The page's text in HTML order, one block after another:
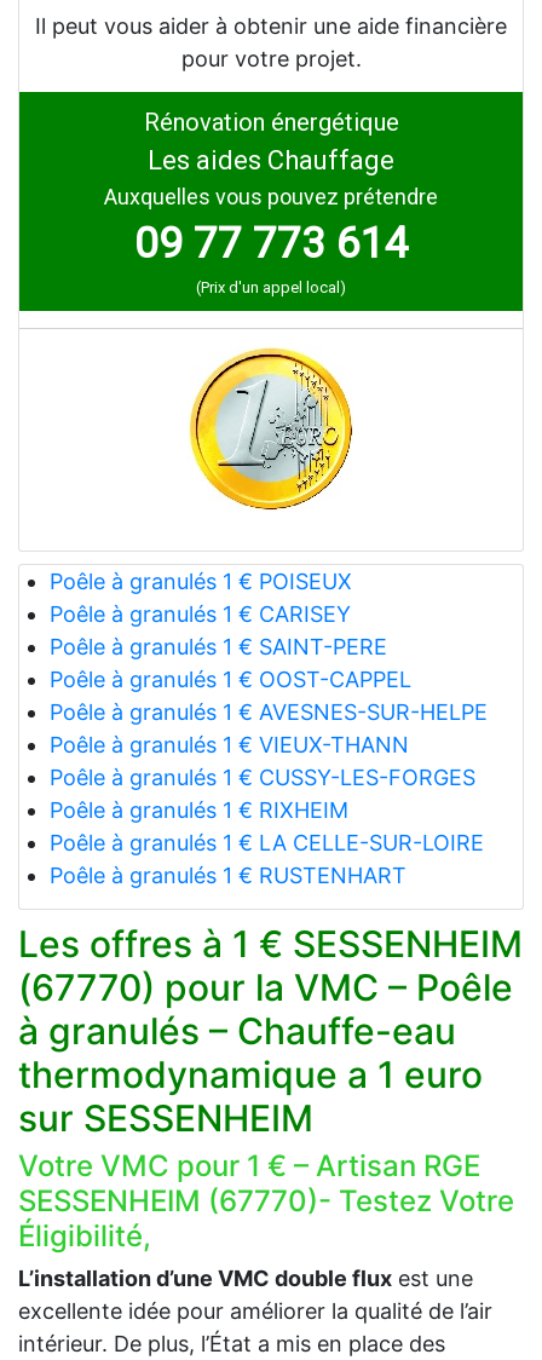
Il peut vous aider à obtenir une aide financière
pour votre projet.
Rénovation énergétique
Les aides Chauffage
Auxquelles vous pouvez prétendre
09 77 773 614
(Prix d'un appel local)
Poêle à granulés 1 € POISEUX
Poêle à granulés 1 € CARISEY
Poêle à granulés 1 € SAINT-PERE
Poêle à granulés 1 € OOST-CAPPEL
Poêle à granulés 1 € AVESNES-SUR-HELPE
Poêle à granulés 1 € VIEUX-THANN
Poêle à granulés 1 € CUSSY-LES-FORGES
Poêle à granulés 1 € RIXHEIM
Poêle à granulés 1 € LA CELLE-SUR-LOIRE
Poêle à granulés 1 € RUSTENHART
Les offres à 1 € SESSENHEIM
(67770) pour la VMC – Poêle
à granulés – Chauffe-eau
thermodynamique a 1 euro
sur SESSENHEIM
Votre VMC pour 1 € – Artisan RGE
SESSENHEIM (67770)- Testez Votre
Éligibilité,
L’installation d’une VMC double flux est une
excellente idée pour améliorer la qualité de l’air
intérieur. De plus, l’État a mis en place des